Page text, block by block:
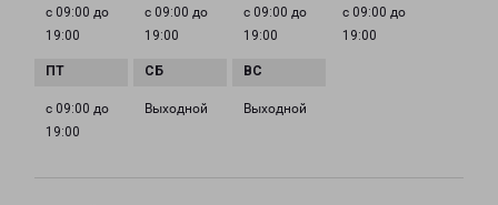
с 09:00 до
19:00
с 09:00 до
19:00
с 09:00 до
19:00
с 09:00 до
19:00
с 09:00 до
19:00
Выходной Выходной